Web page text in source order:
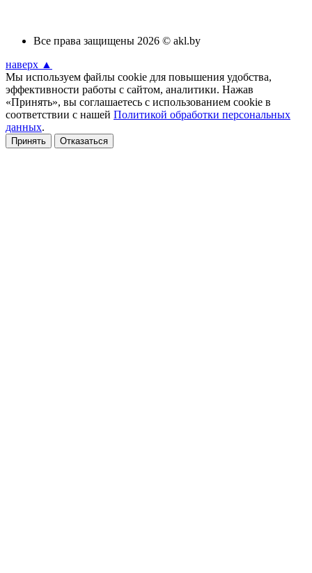
Все права защищены 2026 © akl.by
наверх ▲
Мы используем файлы cookie для повышения удобства,
эффективности работы с сайтом, аналитики. Нажав
«Принять», вы соглашаетесь с использованием cookie в
соответствии с нашей Политикой обработки персональных
данных.
Принять Отказаться